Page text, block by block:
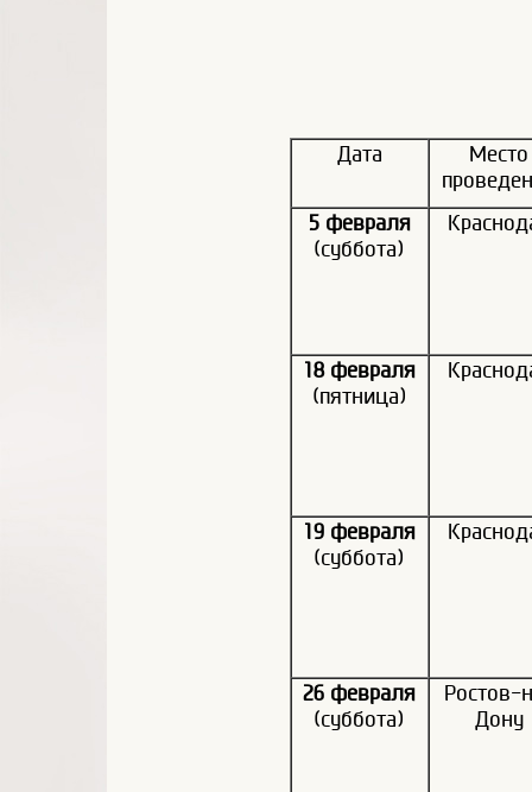
Дата
Место
5 февраля
(суббота)
18 февраля
(пятница)
19 февраля
(суббота)
26 февраля
(суббота)
Ростов-
Дону